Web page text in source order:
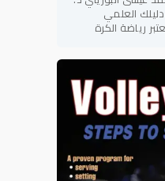
العلمي
رياضة الكرة
مستوى